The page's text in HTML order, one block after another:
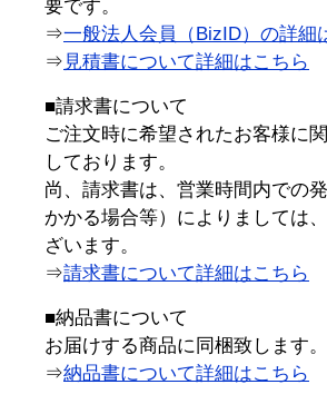
要です。
⇒一般法人会員（BizID）の詳細
⇒ 見積書について詳細はこちら
■請求書について
ご注文時に希望されたお客様に
しております。
尚、請求書は、営業時間内での
かかる場合等）によりましては
ざいます。
⇒請求書について詳細はこちら
■納品書について
お届けする商品に同梱致します。
⇒納品書について詳細はこちら